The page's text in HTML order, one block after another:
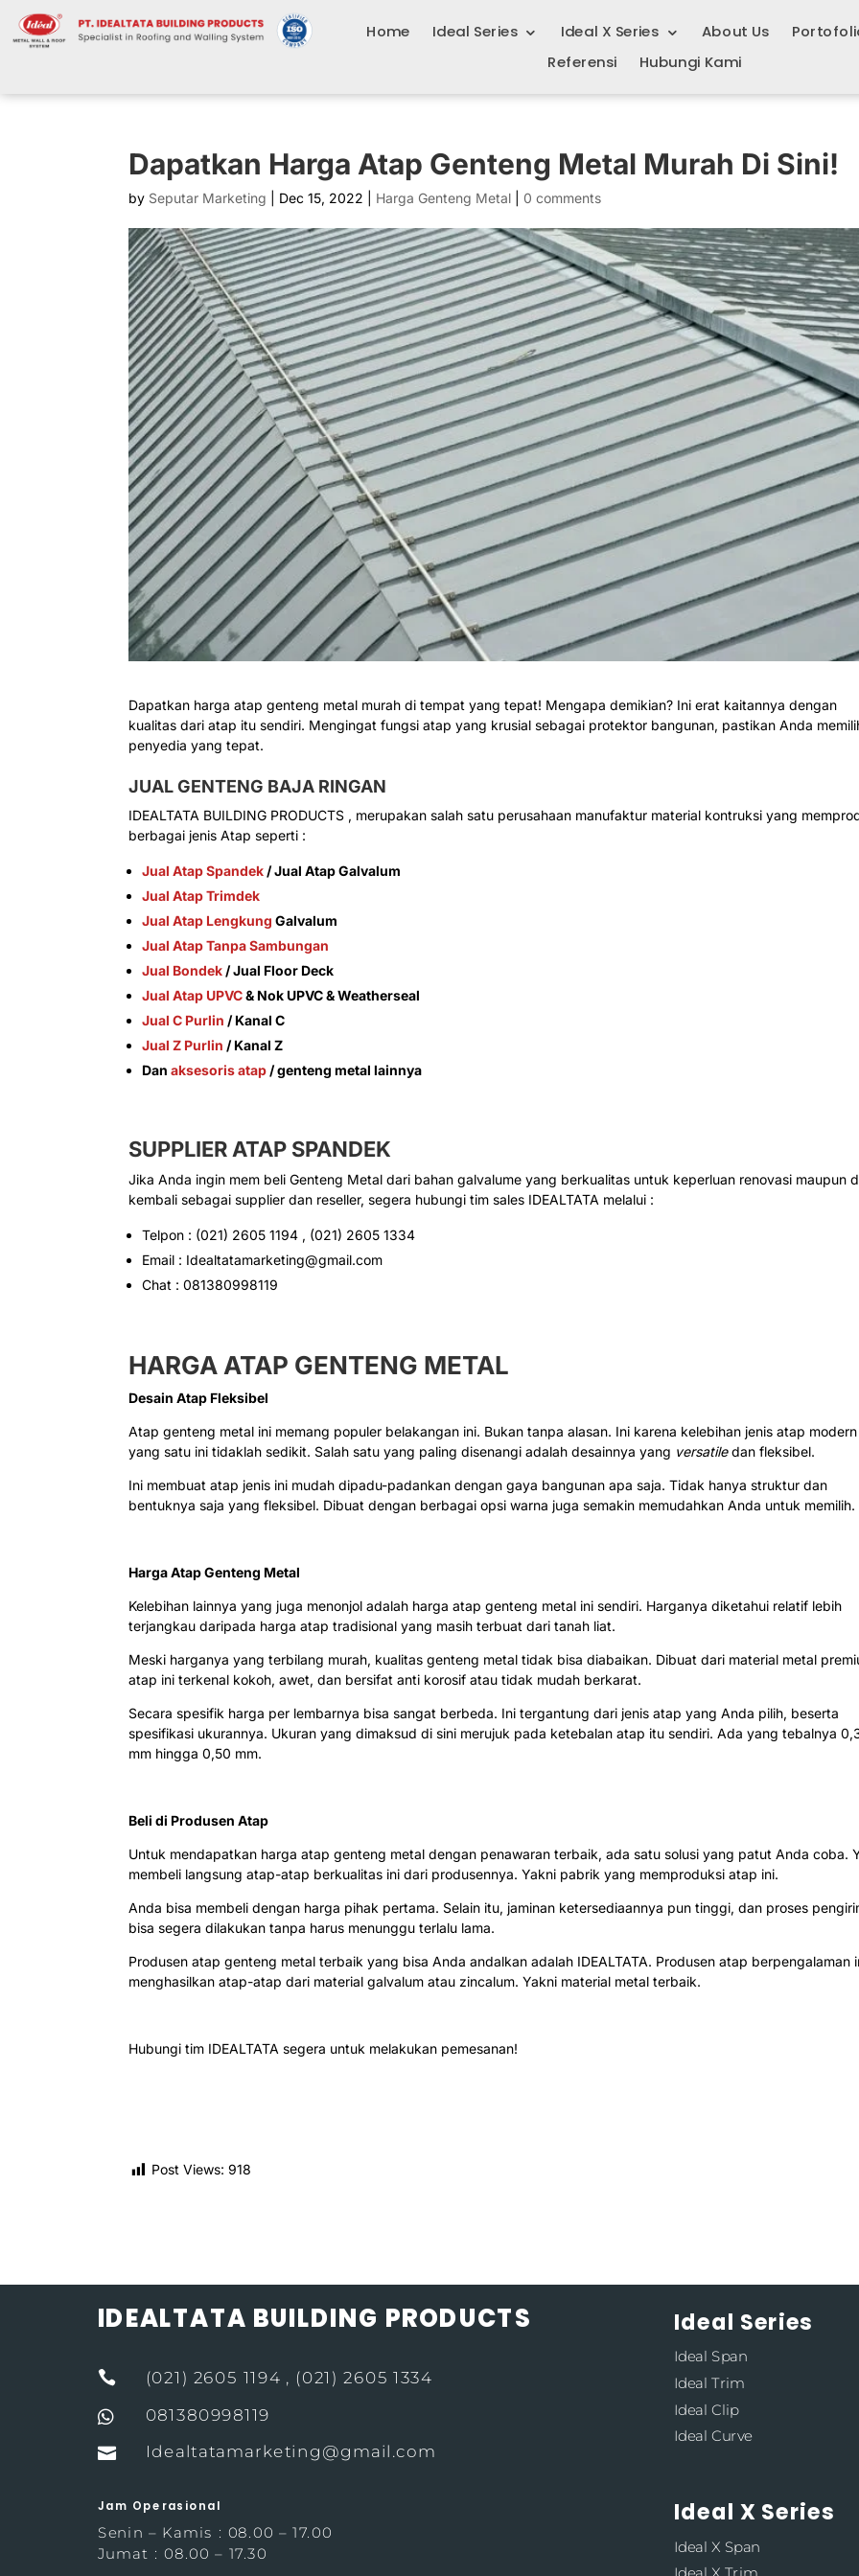
Home Ideal Series Ideal X Series About Us
Referensi
Hubungi Kami
Dapatkan Harga Atap Genteng Metal Murah Di Sini!
by Seputar Marketing Dec 15, 2022 Harga Genteng Metal 0 comments
Dapatkan harga atap genteng metal murah di tempat yang tepat! Mengapa demikian? Ini erat kaitannya dengan
kualitas dari atap itu sendiri. Mengingat fungsi atap yang krusial sebagai protektor bangunan, pastikan Anda
penyedia yang tepat.
JUAL GENTENG BAJA RINGAN
IDEALTATA BUILDING PRODUCTS , merupakan salah satu perusahaan manufaktur material kontruksi yang
berbagai jenis Atap seperti :
Jual Atap Spandek / Jual Atap Galvalum
Jual Atap Trimdek
Jual Atap Lengkung Galvalum
Jual Atap Tanpa Sambungan
Jual Bondek / Jual Floor Deck
Jual Atap UPVC& Nok UPVC & Weatherseal
Jual C Purlin / Kanal C
Jual Z Purlin / Kanal Z
Danaksesoris atap / genteng metal lainnya
SUPPLIERATAP SPANDEK
Jika Anda ingin mem beli Genteng Metal dari bahan galvalume yang berkualitas untuk keperluan renovasi maupun
kembali sebagai supplier dan reseller, segera hubungi tim sales IDEALTATA melalui :
Telpon : (021) 2605 1194 , (021) 2605 1334
Email : Idealtatamarketing@gmail.com
Chat : 081380998119
HARGA ATAP GENTENG METAL
Desain Atap Fleksibel
Atap genteng metal ini memang populer belakangan ini. Bukan tanpa alasan. Ini karena kelebihan jenis atap modern
yang satu ini tidaklah sedikit. Salah satu yang paling disenangi adalah desainnya yang versatiledan fleksibel.
Ini membuat atap jenis ini mudah dipadu-padankan dengan gaya bangunan apa saja. Tidak hanya struktur dan
bentuknya saja yang fleksibel. Dibuat dengan berbagai opsi warna juga semakin memudahkan Anda untuk memilih.
Harga Atap Genteng Metal
Kelebihan lainnya yang juga menonjol adalah harga atap genteng metal ini sendiri. Harganya diketahui relatif lebih
terjangkau daripada harga atap tradisional yang masih terbuat dari tanah liat.
Meski harganya yang terbilang murah, kualitas genteng metal tidak bisa diabaikan. Dibuat dari material metal
atap ini terkenal kokoh, awet, dan bersifat anti korosif atau tidak mudah berkarat.
Secara spesifik harga per lembarnya bisa sangat berbeda. Ini tergantung dari jenis atap yang Anda pilih, beserta
spesifikasi ukurannya. Ukuran yang dimaksud di sini merujuk pada ketebalan atap itu sendiri. Ada yang tebalnya
mm hingga 0,50 mm.
Beli di Produsen Atap
Untuk mendapatkan harga atap genteng metal dengan penawaran terbaik, ada satu solusi yang patut Anda coba.
membeli langsung atap-atap berkualitas ini dari produsennya. Yakni pabrik yang memproduksi atap ini.
Anda bisa membeli dengan harga pihak pertama. Selain itu, jaminan ketersediaannya pun tinggi, dan proses
bisa segera dilakukan tanpa harus menunggu terlalu lama.
Produsen atap genteng metal terbaik yang bisa Anda andalkan adalah IDEALTATA. Produsen atap berpengalaman
menghasilkan atap-atap dari material galvalum atau zincalum. Yakni material metal terbaik.
Hubungi tim IDEALTATA segera untuk melakukan pemesanan!
Post Views: 918
IDEALTATA BUILDING PRODUCTS
 (021) 2605 1194 , (021) 2605 1334
 081380998119
 Idealtatamarketing@gmail.com
Jam Operasional
Senin – Kamis : 08.00 – 17.00
Jumat : 08.00 – 17.30
Ideal Series
Ideal Span
Ideal Trim
Ideal Clip
Ideal Curve
Ideal X Series
Ideal X Span